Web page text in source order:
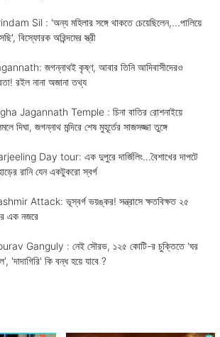
Sil : 'অন্য মহিলার সঙ্গে থাকতে চেয়েছিলেন,...পালিয়ে
বিস্ফোরক অরিন্দমের স্ত্রী
জগন্নাথই কৃষ্ণ, আবার তিনি আদিবাসীদেরও
রইল নানা অজানা তথ্য
Jagannath Temple : চিনা বাতির রোশনাইয়ে
দিঘা, জগন্নাথ মন্দিরে শেষ মুহূর্তের সাজসজ্জা তুঙ্গে
Day tour: এক দুপুরে দার্জিলিং...বৈশাখের দাপটে
রানি যেন একটুকরো স্বর্গ
Attack: ভূস্বর্গ ভয়ঙ্কর! সন্ত্রাসে ক্ষতবিক্ষত ২৫
এক নজরে
Ganguly : নেই সৌরভ, ১২৫ কোটি-র চুক্তিতে 'ঘর
'দাদাগিরি' কি বন্ধ হয়ে যাবে ?